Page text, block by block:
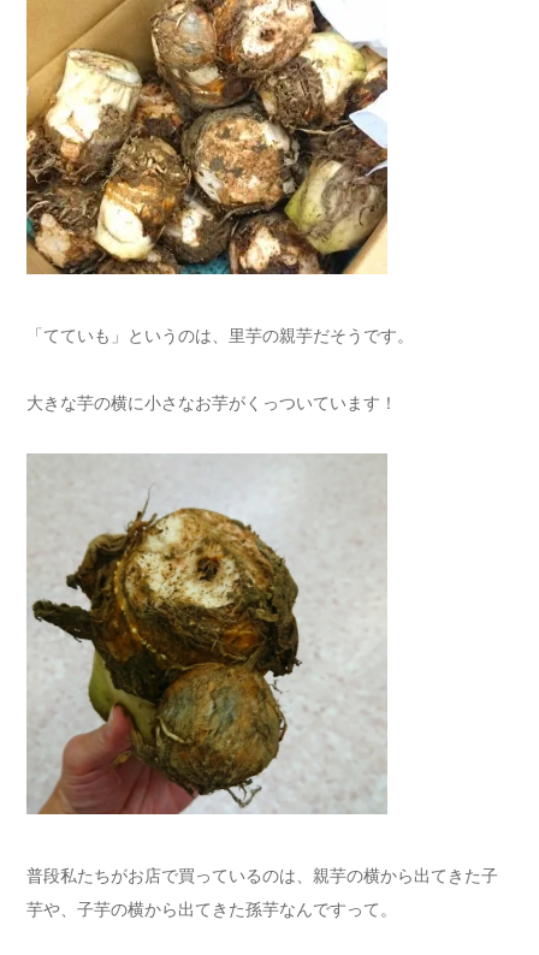
「てていも」というのは、里芋の親芋だそうです。
大きな芋の横に小さなお芋がくっついています！
普段私たちがお店で買っているのは、親芋の横から出てきた子
芋や、子芋の横から出てきた孫芋なんですって。